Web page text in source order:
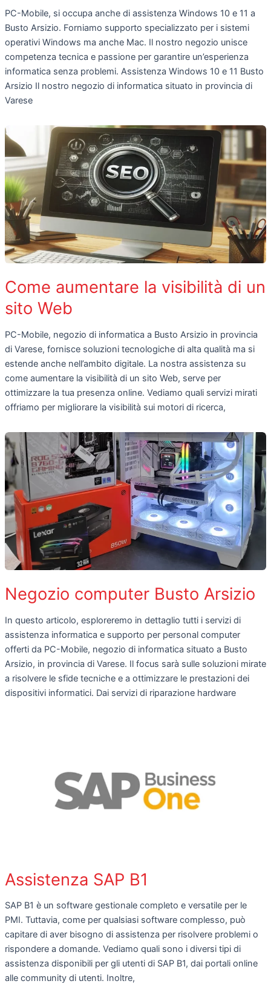
PC-Mobile, si occupa anche di assistenza Windows 10 e 11 a
Busto Arsizio. Forniamo supporto specializzato per i sistemi
operativi Windows ma anche Mac. Il nostro negozio unisce
competenza tecnica e passione per garantire un’esperienza
informatica senza problemi. Assistenza Windows 10 e 11 Busto
Arsizio Il nostro negozio di informatica situato in provincia di
Varese
Come aumentare la visibilità di un
sito Web
PC-Mobile, negozio di informatica a Busto Arsizio in provincia
di Varese, fornisce soluzioni tecnologiche di alta qualità ma si
estende anche nell’ambito digitale. La nostra assistenza su
come aumentare la visibilità di un sito Web, serve per
ottimizzare la tua presenza online. Vediamo quali servizi mirati
offriamo per migliorare la visibilità sui motori di ricerca,
Negozio computer Busto Arsizio
In questo articolo, esploreremo in dettaglio tutti i servizi di
assistenza informatica e supporto per personal computer
offerti da PC-Mobile, negozio di informatica situato a Busto
Arsizio, in provincia di Varese. Il focus sarà sulle soluzioni mirate
a risolvere le sfide tecniche e a ottimizzare le prestazioni dei
dispositivi informatici. Dai servizi di riparazione hardware
Assistenza SAP B1
SAP B1 è un software gestionale completo e versatile per le
PMI. Tuttavia, come per qualsiasi software complesso, può
capitare di aver bisogno di assistenza per risolvere problemi o
rispondere a domande. Vediamo quali sono i diversi tipi di
assistenza disponibili per gli utenti di SAP B1, dai portali online
alle community di utenti. Inoltre,